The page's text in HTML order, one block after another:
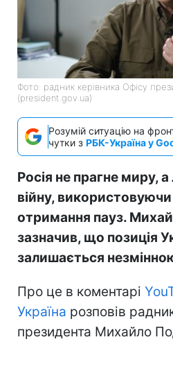
Фото: радник керівника Офісу
(president.gov.ua)
Розумій ситуацію на
чутки з РБК-Україна у
Росія не прагне миру,
війну,
отримання пауз.
зазначив, що позиція
залишається
Про це в коментарі
Україна розповів
президента Михайло